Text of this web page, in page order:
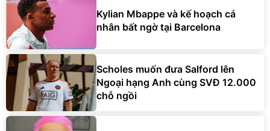
Kylian Mbappe và kế hoạch cá
nhân bất ngờ tại Barcelona
Scholes muốn đưa Salford lên
Ngoại hạng Anh cùng SVĐ 12.000
chỗ ngồi